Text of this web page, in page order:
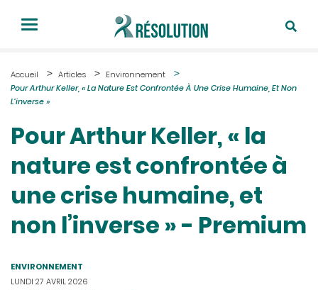
Accueil Articles
Environnement
Pour Arthur Keller, « La Nature Est Confrontée À Une Crise Humaine, Et Non
L’inverse »
Pour Arthur Keller, « la
nature est confrontée à
une crise humaine, et
non l’inverse » - Premium
ENVIRONNEMENT
LUNDI 27 AVRIL 2026